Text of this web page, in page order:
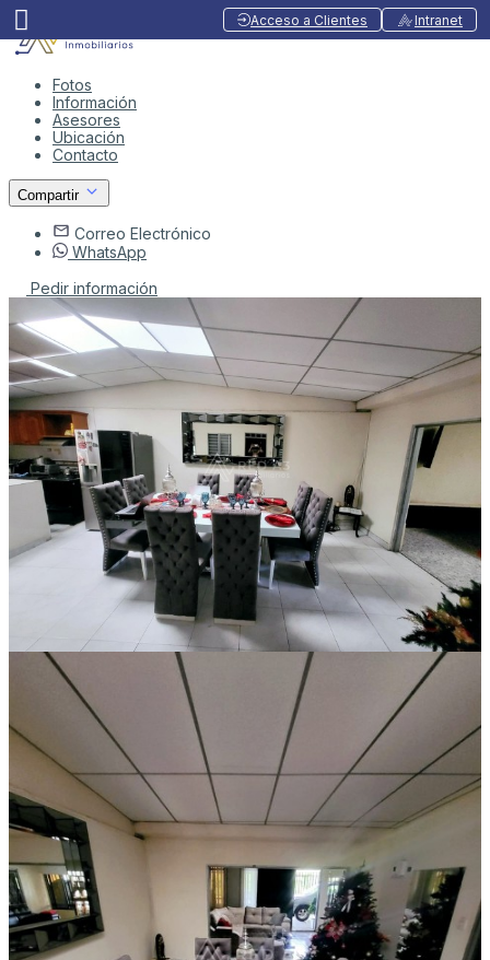
Acceso a Clientes Intranet
Fotos
Información
Asesores
Ubicación
Contacto
Compartir
Correo Electrónico
WhatsApp
Pedir información